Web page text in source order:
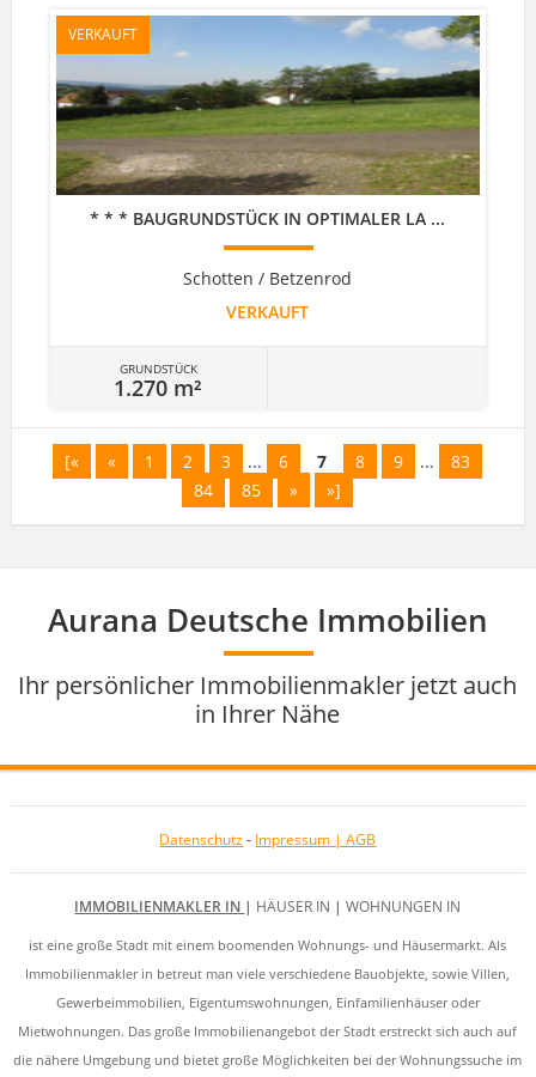
VERKAUFT
* * * BAUGRUNDSTÜCK IN OPTIMALER LA ...
Schotten / Betzenrod
VERKAUFT
GRUNDSTÜCK
1.270 m²
[« « 1 2 3 ... 6 7 8 9 ...
83
84
85 » »]
Aurana Deutsche Immobilien
Ihr persönlicher Immobilienmakler jetzt auch
in Ihrer Nähe
Datenschutz- Impressum | AGB
IMMOBILIENMAKLER IN | HÄUSER IN |WOHNUNGEN IN
ist eine große Stadt mit einem boomenden Wohnungs- und Häusermarkt. Als
Immobilienmakler in betreut man viele verschiedene Bauobjekte, sowie Villen,
Gewerbeimmobilien, Eigentumswohnungen, Einfamilienhäuser oder
Mietwohnungen. Das große Immobilienangebot der Stadt erstreckt sich auch auf
die nähere Umgebung und bietet große Möglichkeiten bei der Wohnungssuche im